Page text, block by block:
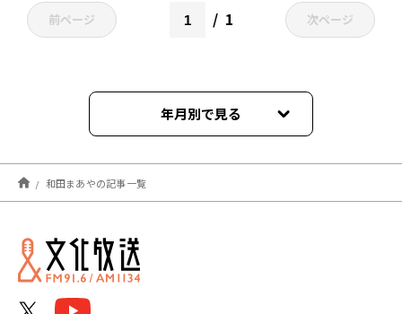
前ページ 1 次ページ
年月別で見る
2022年11月
2022年09月
2022年08月
和田まあやの記事一覧